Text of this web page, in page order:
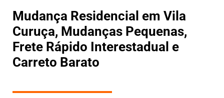
Mudança Residencial em Vila
Curuça, Mudanças Pequenas,
Frete Rápido Interestadual e
Carreto Barato